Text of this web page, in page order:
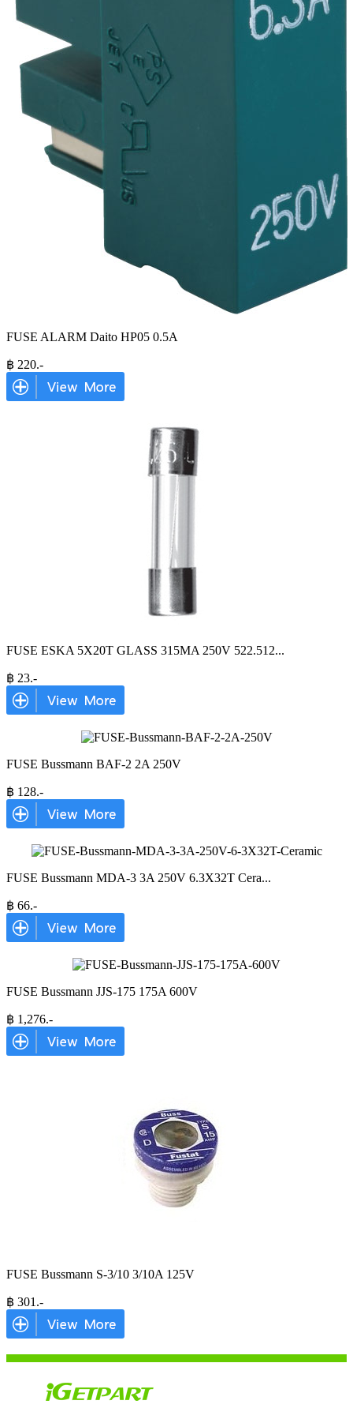
FUSE ALARM Daito HP05 0.5A
฿ 220.-
FUSE ESKA 5X20T GLASS 315MA 250V 522.512...
฿ 23.-
FUSE Bussmann BAF-2 2A 250V
฿ 128.-
FUSE Bussmann MDA-3 3A 250V 6.3X32T Cera...
฿ 66.-
FUSE Bussmann JJS-175 175A 600V
฿ 1,276.-
FUSE Bussmann S-3/10 3/10A 125V
฿ 301 .-